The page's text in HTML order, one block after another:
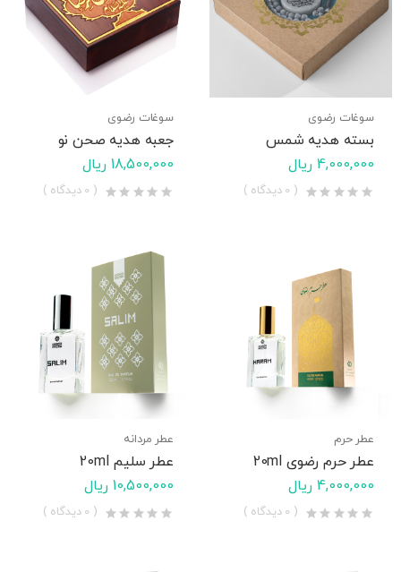
سوغات رضوی
بسته هدیه شمس
4,000,000 ریال
( 0 دیدگاه )
سوغات رضوی
جعبه هدیه صحن نو
18,500,000 ریال
( 0 دیدگاه )
عطر حرم
عطر حرم رضوی 20ml
4,000,000 ریال
( 0 دیدگاه )
عطر مردانه
عطر سلیم 20ml
10,500,000 ریال
( 0 دیدگاه )